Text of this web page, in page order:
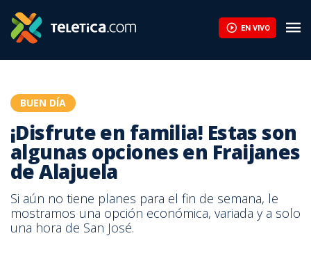
EN VIVO
BUEN DÍA
¡Disfrute en familia! Estas son
algunas opciones en Fraijanes
de Alajuela
Si aún no tiene planes para el fin de semana, le
mostramos una opción económica, variada y a solo
una hora de San José.